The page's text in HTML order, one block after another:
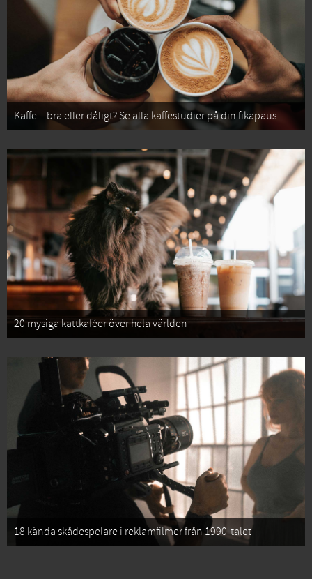
Kaffe – bra eller dåligt? Se alla kaffestudier på din fikapaus
20 mysiga kattkaféer över hela världen
18 kända skådespelare i reklamfilmer från 1990-talet